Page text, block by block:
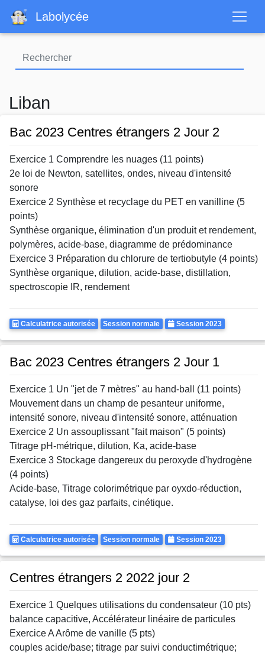
contenu
Labolycée
Liban
Bac 2023 Centres étrangers 2 Jour 2
Exercice 1 Comprendre les nuages (11 points)
2e loi de Newton, satellites, ondes, niveau d'intensité
sonore
Exercice 2 Synthèse et recyclage du PET en vanilline (5
points)
Synthèse organique, élimination d'un produit et rendement,
polymères, acide-base, diagramme de prédominance
Exercice 3 Préparation du chlorure de tertiobutyle (4 points)
Synthèse organique, dilution, acide-base, distillation,
spectroscopie IR, rendement
Calculatrice
Calculatrice autorisée Rattrapages
Session normale Annee
Session 2023
Bac 2023 Centres étrangers 2 Jour 1
Exercice 1 Un "jet de 7 mètres" au hand-ball (11 points)
Mouvement dans un champ de pesanteur uniforme,
intensité sonore, niveau d'intensité sonore, atténuation
Exercice 2 Un assouplissant "fait maison" (5 points)
Titrage pH-métrique, dilution, Ka, acide-base
Exercice 3 Stockage dangereux du peroxyde d'hydrogène
(4 points)
Acide-base, Titrage colorimétrique par oyxdo-réduction,
catalyse, loi des gaz parfaits, cinétique.
Calculatrice
Calculatrice autorisée Rattrapages
Session normale Annee
Session 2023
Centres étrangers 2 2022 jour 2
Exercice 1 Quelques utilisations du condensateur (10 pts)
balance capacitive, Accélérateur linéaire de particules
Exercice A Arôme de vanille (5 pts)
couples acide/base; titrage par suivi conductimétrique;